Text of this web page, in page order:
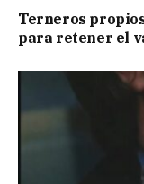
Terneros
para retener el